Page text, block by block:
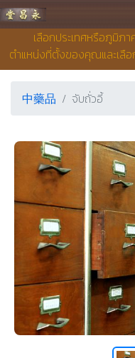
เลือกประเทศหรือภูมิภ
ตำแหน่งที่ตั้งของคุณและเลื
永昌堂藥店
中藥品 จับถั่วอี้